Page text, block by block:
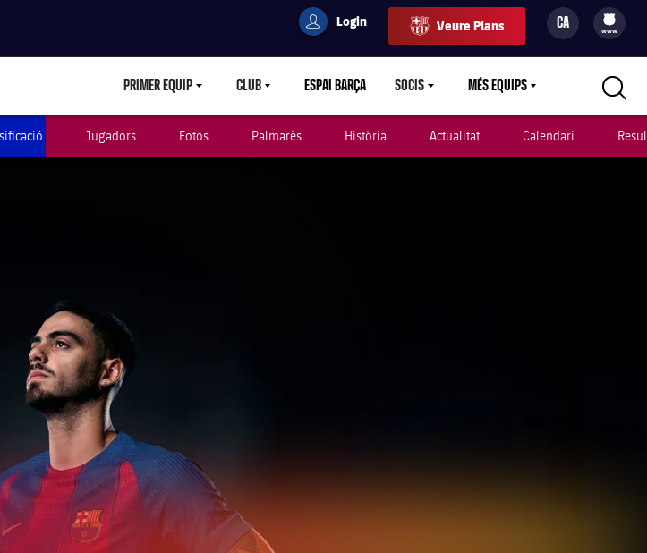
userCulers
Login Veure Plans CA
filled-badge
www
PRIMER EQUIPLABEL.ARIA.CARETDOWN
CLUBLABEL.ARIA.CARETDOWN
ESPAI BARÇA SOCISLABEL.ARIA.CARETDOWN
MÉS EQUIPSLABEL.ARIA.CARETDOWN
Jugadors Fotos Palmarès Història Actualitat Calendari